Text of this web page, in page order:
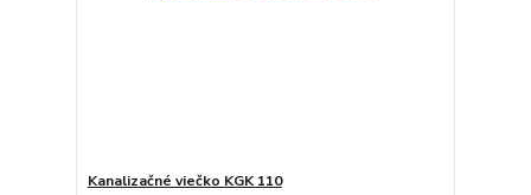
Kanalizačné viečko KGK 110